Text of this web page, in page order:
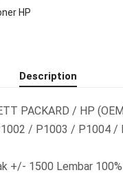
HP
Description
PACKARD / HP
/ P1003 / P1004 /
+/- 1500 Lembar 100%